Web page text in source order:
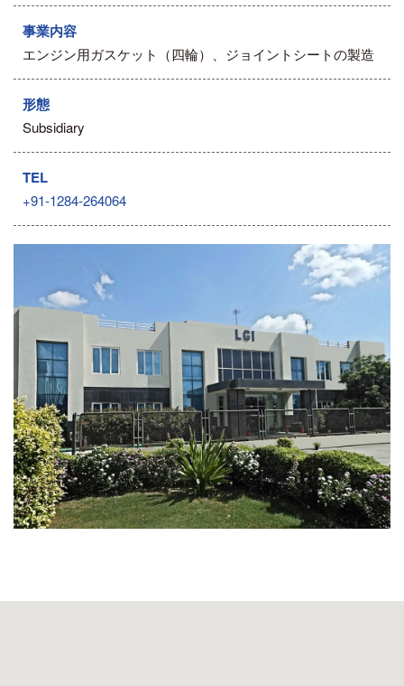
事業内容
エンジン用ガスケット（四輪）、ジョイントシートの製造
形態
Subsidiary
TEL
+91-1284-264064